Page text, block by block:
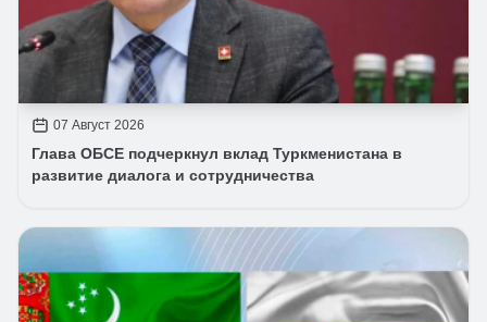
07 Август 2026
Глава ОБСЕ подчеркнул вклад Туркменистана в
развитие диалога и сотрудничества